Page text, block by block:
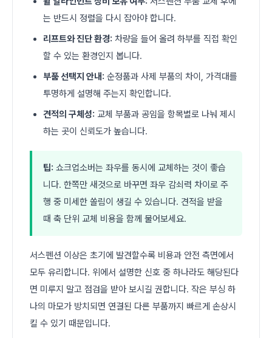
는 반드시 정렬을 다시 잡아야 합니다.
리프트와 진단 환경: 차량을 들어 올려 하부를 직접 확인
할 수 있는 환경인지 봅니다.
부품 선택지 안내: 순정품과 사제 부품의 차이, 가격대를
투명하게 설명해 주는지 확인합니다.
견적의 구체성: 교체 부품과 공임을 항목별로 나눠 제시
하는 곳이 신뢰도가 높습니다.
팁: 쇼크업소버는 좌우를 동시에 교체하는 것이 좋습
니다. 한쪽만 새것으로 바꾸면 좌우 감쇠력 차이로 주
행 중 미세한 쏠림이 생길 수 있습니다. 견적을 받을
때 축 단위 교체 비용을 함께 물어보세요.
서스펜션 이상은 초기에 발견할수록 비용과 안전 측면에서
모두 유리합니다. 위에서 설명한 신호 중 하나라도 해당된다
면 미루지 말고 점검을 받아 보시길 권합니다. 작은 부싱 하
나의 마모가 방치되면 연결된 다른 부품까지 빠르게 손상시
킬 수 있기 때문입니다.